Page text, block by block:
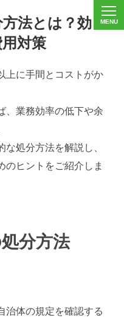
法とは？効
対策
上に手間とコストがか
、業務効率の低下や余
処分方法を解説し、
のヒントをご紹介しま
分方法
治体の規定を確認する